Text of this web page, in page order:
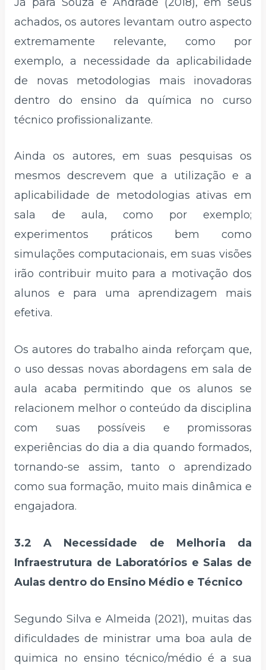
achados, os autores levantam outro aspecto
extremamente relevante, como por
exemplo, a necessidade da aplicabilidade
de novas metodologias mais inovadoras
dentro do ensino da química no curso
técnico profissionalizante.
Ainda os autores, em suas pesquisas os
mesmos descrevem que a utilização e a
aplicabilidade de metodologias ativas em
sala de aula, como por exemplo;
experimentos práticos bem como
simulações computacionais, em suas visões
irão contribuir muito para a motivação dos
alunos e para uma aprendizagem mais
efetiva.
Os autores do trabalho ainda reforçam que,
o uso dessas novas abordagens em sala de
aula acaba permitindo que os alunos se
relacionem melhor o conteúdo da disciplina
com suas possíveis e promissoras
experiências do dia a dia quando formados,
tornando-se assim, tanto o aprendizado
como sua formação, muito mais dinâmica e
engajadora.
3.2 A Necessidade de Melhoria da
Infraestrutura de Laboratórios e Salas de
Aulas dentro do Ensino Médio e Técnico
Segundo Silva e Almeida (2021), muitas das
dificuldades de ministrar uma boa aula de
quimica no ensino técnico/médio é a sua